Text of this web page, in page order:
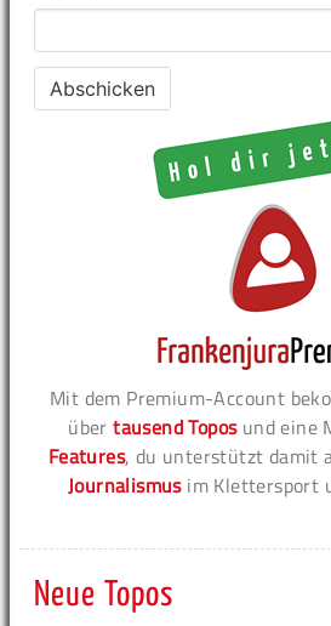
Mit dem Premium-Account
übertausend Toposund eine
Features, du unterstützt damit
Journalismusim Klettersport
Neue Topos